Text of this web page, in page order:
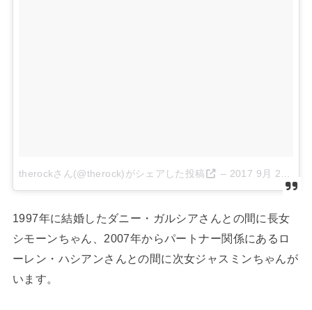
therockさん(@therock)がシェアした投稿 – 2017 9月 24 5:37午後 PDT
1997年に結婚したダニー・ガルシアさんとの間に長女
シモーンちゃん、2007年からパートナー関係にあるロ
ーレン・ハシアンさんとの間に次女ジャスミンちゃんが
います。